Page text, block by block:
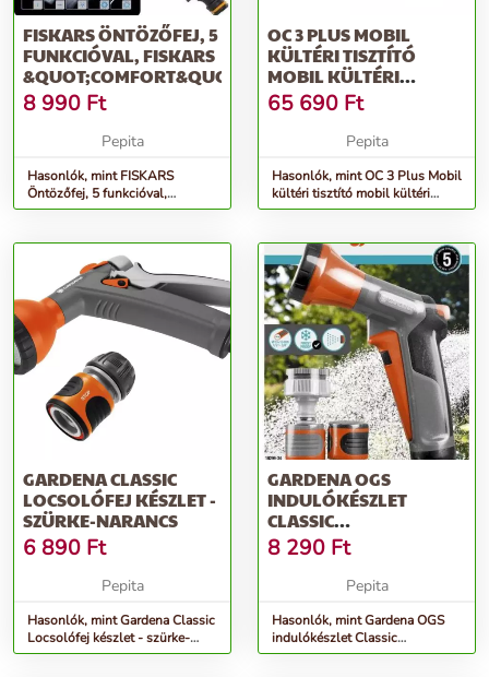
FISKARS ÖNTÖZŐFEJ, 5
FUNKCIÓVAL, FISKARS
&QUOT;COMFORT&QUOT;
8 990 Ft
Pepita
Hasonlók, mint FISKARS
Öntözőfej, 5 funkcióval,
FISKARS &quot;Comfort&quot;
OC 3 PLUS MOBIL
KÜLTÉRI TISZTÍTÓ
MOBIL KÜLTÉRI
TISZTÍTÓ
65 690 Ft
Pepita
Hasonlók, mint OC 3 Plus Mobil
kültéri tisztító mobil kültéri
tisztító
GARDENA CLASSIC
LOCSOLÓFEJ KÉSZLET -
SZÜRKE-NARANCS
6 890 Ft
Pepita
Hasonlók, mint Gardena Classic
Locsolófej készlet - szürke-
narancs
GARDENA OGS
INDULÓKÉSZLET
CLASSIC
LOCSOLÓPISZTOLLYAL -
SZÜRKE-NARANCS
8 290 Ft
Pepita
Hasonlók, mint Gardena OGS
indulókészlet Classic
Locsolópisztollyal - szürke-